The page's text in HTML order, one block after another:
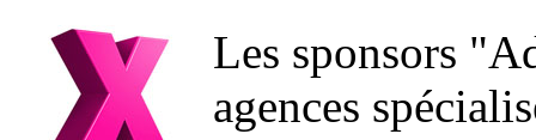
Les sponsors
agences